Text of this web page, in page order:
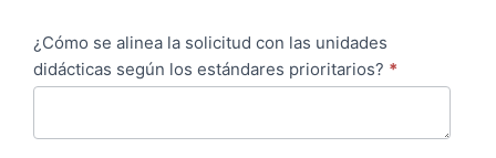
¿Cómo se alinea la solicitud con las unidades
didácticas según los estándares prioritarios? *